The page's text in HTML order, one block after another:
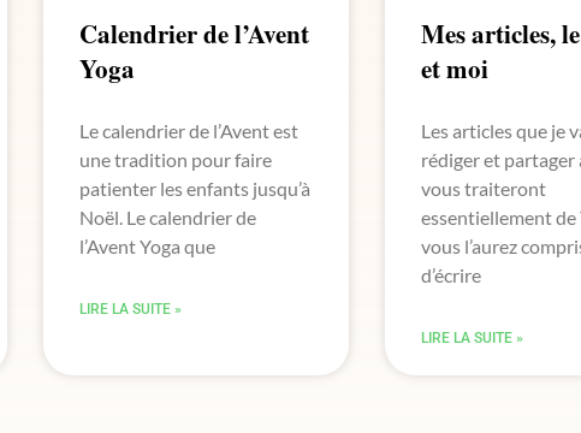
Calendrier de l’Avent
Yoga
Le calendrier de l’Avent est
une tradition pour faire
patienter les enfants jusqu’à
Noël. Le calendrier de
l’Avent Yoga que
LIRE LA SUITE »
Mes articles,
et moi
Les articles que je
rédiger et partager
vous traiteront
essentiellement de
vous l’aurez
d’écrire
LIRE LA SUITE »